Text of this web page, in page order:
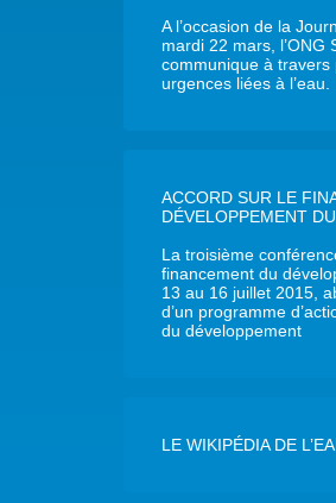
A l’occasion de la
mardi 22 mars, l’ONG
communique à
urgences liées à l’eau.
ACCORD SUR LE
DÉVELOPPEMENT
La troisième
financement du
13 au 16 juillet 2015,
d’un programme
du développement
LE WIKIPÉDIA DE